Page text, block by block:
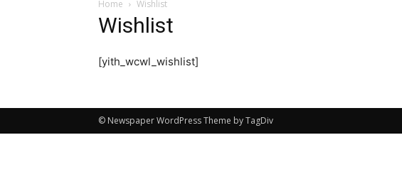
Home Wishlist
Wishlist
[yith_wcwl_wishlist]
© Newspaper WordPress Theme by TagDiv